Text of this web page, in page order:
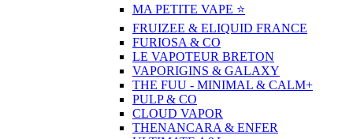
MA PETITE VAPE ⭐️
FRUIZEE & ELIQUID FRANCE
FURIOSA & CO
LE VAPOTEUR BRETON
VAPORIGINS & GALAXY
THE FUU - MINIMAL & CALM+
PULP & CO
CLOUD VAPOR
THENANCARA & ENFER